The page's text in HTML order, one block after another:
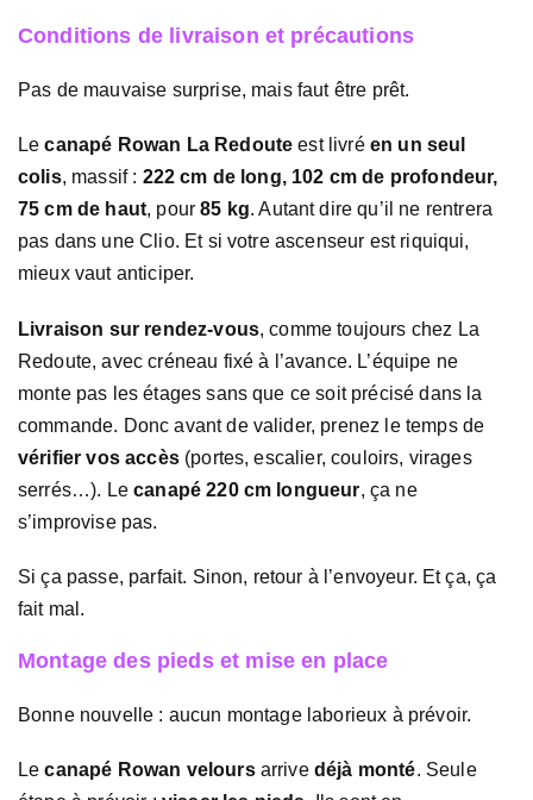
Conditions de livraison et précautions
Pas de mauvaise surprise, mais faut être prêt.
Lecanapé Rowan La Redoute est livré en un seul
colis, massif : 222 cm de long, 102 cm de profondeur,
75 cm de haut, pour85 kg. Autant dire qu’il ne rentrera
pas dans une Clio. Et si votre ascenseur est riquiqui,
mieux vaut anticiper.
Livraison sur rendez-vous, comme toujours chez La
Redoute, avec créneau fixé à l’avance. L’équipe ne
monte pas les étages sans que ce soit précisé dans la
commande. Donc avant de valider, prenez le temps de
vérifier vos accès(portes, escalier, couloirs, virages
serrés…). Lecanapé 220 cm longueur, ça ne
s’improvise pas.
Si ça passe, parfait. Sinon, retour à l’envoyeur. Et ça, ça
fait mal.
Montage des pieds et mise en place
Bonne nouvelle : aucun montage laborieux à prévoir.
Lecanapé Rowan veloursarrive déjà monté. Seule